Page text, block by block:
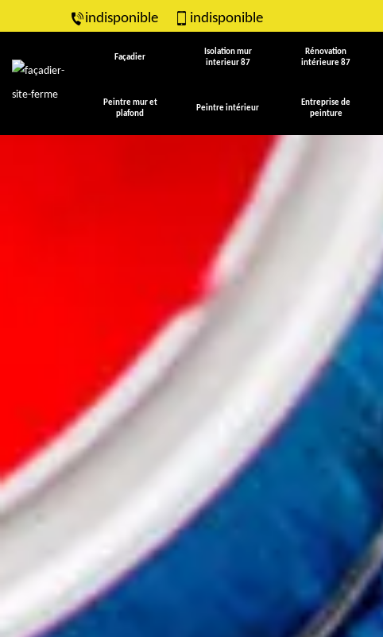
indisponible indisponible
Façadier
Isolation mur
interieur 87
Rénovation
intérieure 87
Peintre mur et
plafond
Peintre intérieur
Entreprise de
peinture